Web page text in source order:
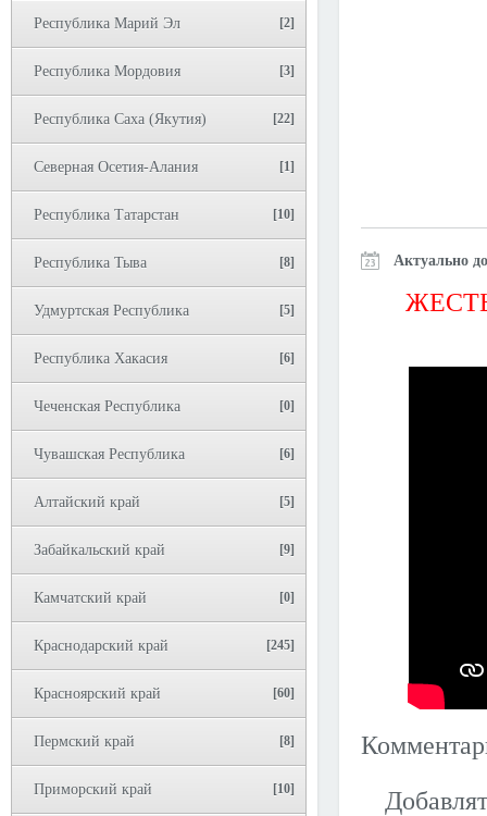
Республика Марий Эл [2]
Республика Мордовия [3]
Республика Саха (Якутия) [22]
Северная Осетия-Алания [1]
Республика Татарстан [10]
Республика Тыва [8]
Удмуртская Республика [5]
Республика Хакасия [6]
Чеченская Республика [0]
Чувашская Республика [6]
Алтайский край [5]
Забайкальский край [9]
Камчатский край [0]
Краснодарский край [245]
Красноярский край [60]
Пермский край [8]
Приморский край [10]
Актуально